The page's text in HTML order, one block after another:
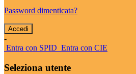
Password dimenticata?
-
Entra con SPID Entra con CIE
Seleziona utente